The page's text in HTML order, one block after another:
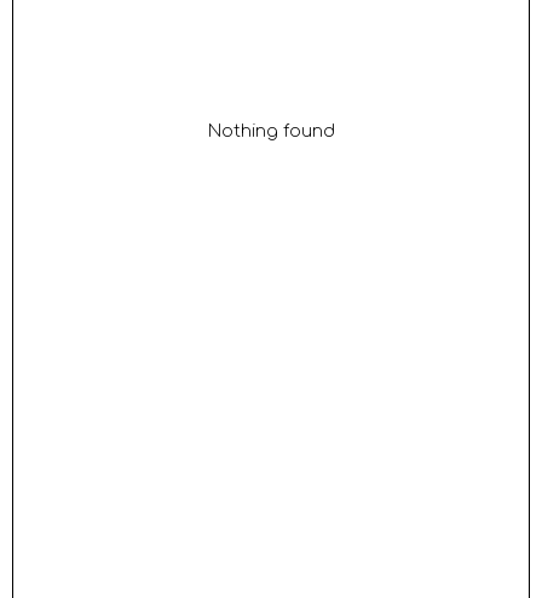
Nothing found